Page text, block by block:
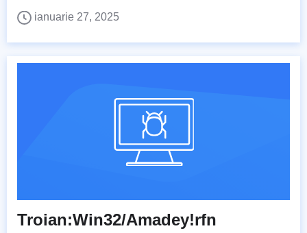
ianuarie 27, 2025
Troian:Win32/Amadey!rfn